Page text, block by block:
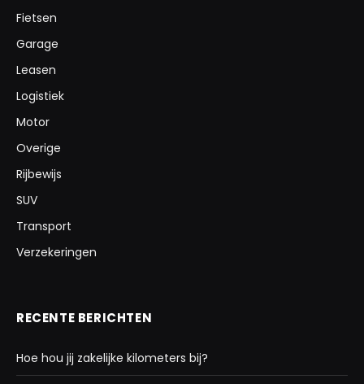
Fietsen
Garage
Leasen
Logistiek
Motor
Overige
Rijbewijs
SUV
Transport
Verzekeringen
RECENTE BERICHTEN
Hoe hou jij zakelijke kilometers bij?